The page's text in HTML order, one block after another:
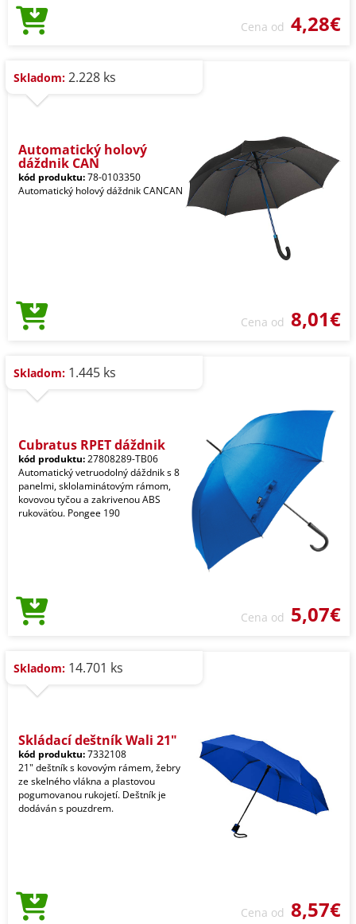
Cena od 4,28€
Skladom: 2.228 ks
Automatický holový
dáždnik CAN
kód produktu:78-0103350
Automatický holový dáždnik CANCAN
Cena od 8,01€
Skladom: 1.445 ks
Cubratus RPET dáždnik
kód produktu:27808289-TB06
Automatický vetruodolný dáždnik s 8
panelmi, sklolaminátovým rámom,
kovovou tyčou a zakrivenou ABS
rukoväťou. Pongee 190
Cena od 5,07€
Skladom: 14.701 ks
Skládací deštník Wali 21"
kód produktu:7332108
21" deštník s kovovým rámem, žebry
ze skelného vlákna a plastovou
pogumovanou rukojetí. Deštník je
dodáván s pouzdrem.
Cena od 8,57€